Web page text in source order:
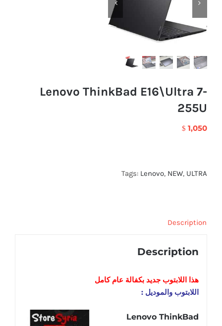
Lenovo ThinkBad E16\Ultra 7-
255U
$ 1,050
Tags: Lenovo, NEW, ULTRA
Description
Description
هذا اللابتوب جديد بكفالة عام كامل
اللابتوب والموديل :
Lenovo ThinkBad